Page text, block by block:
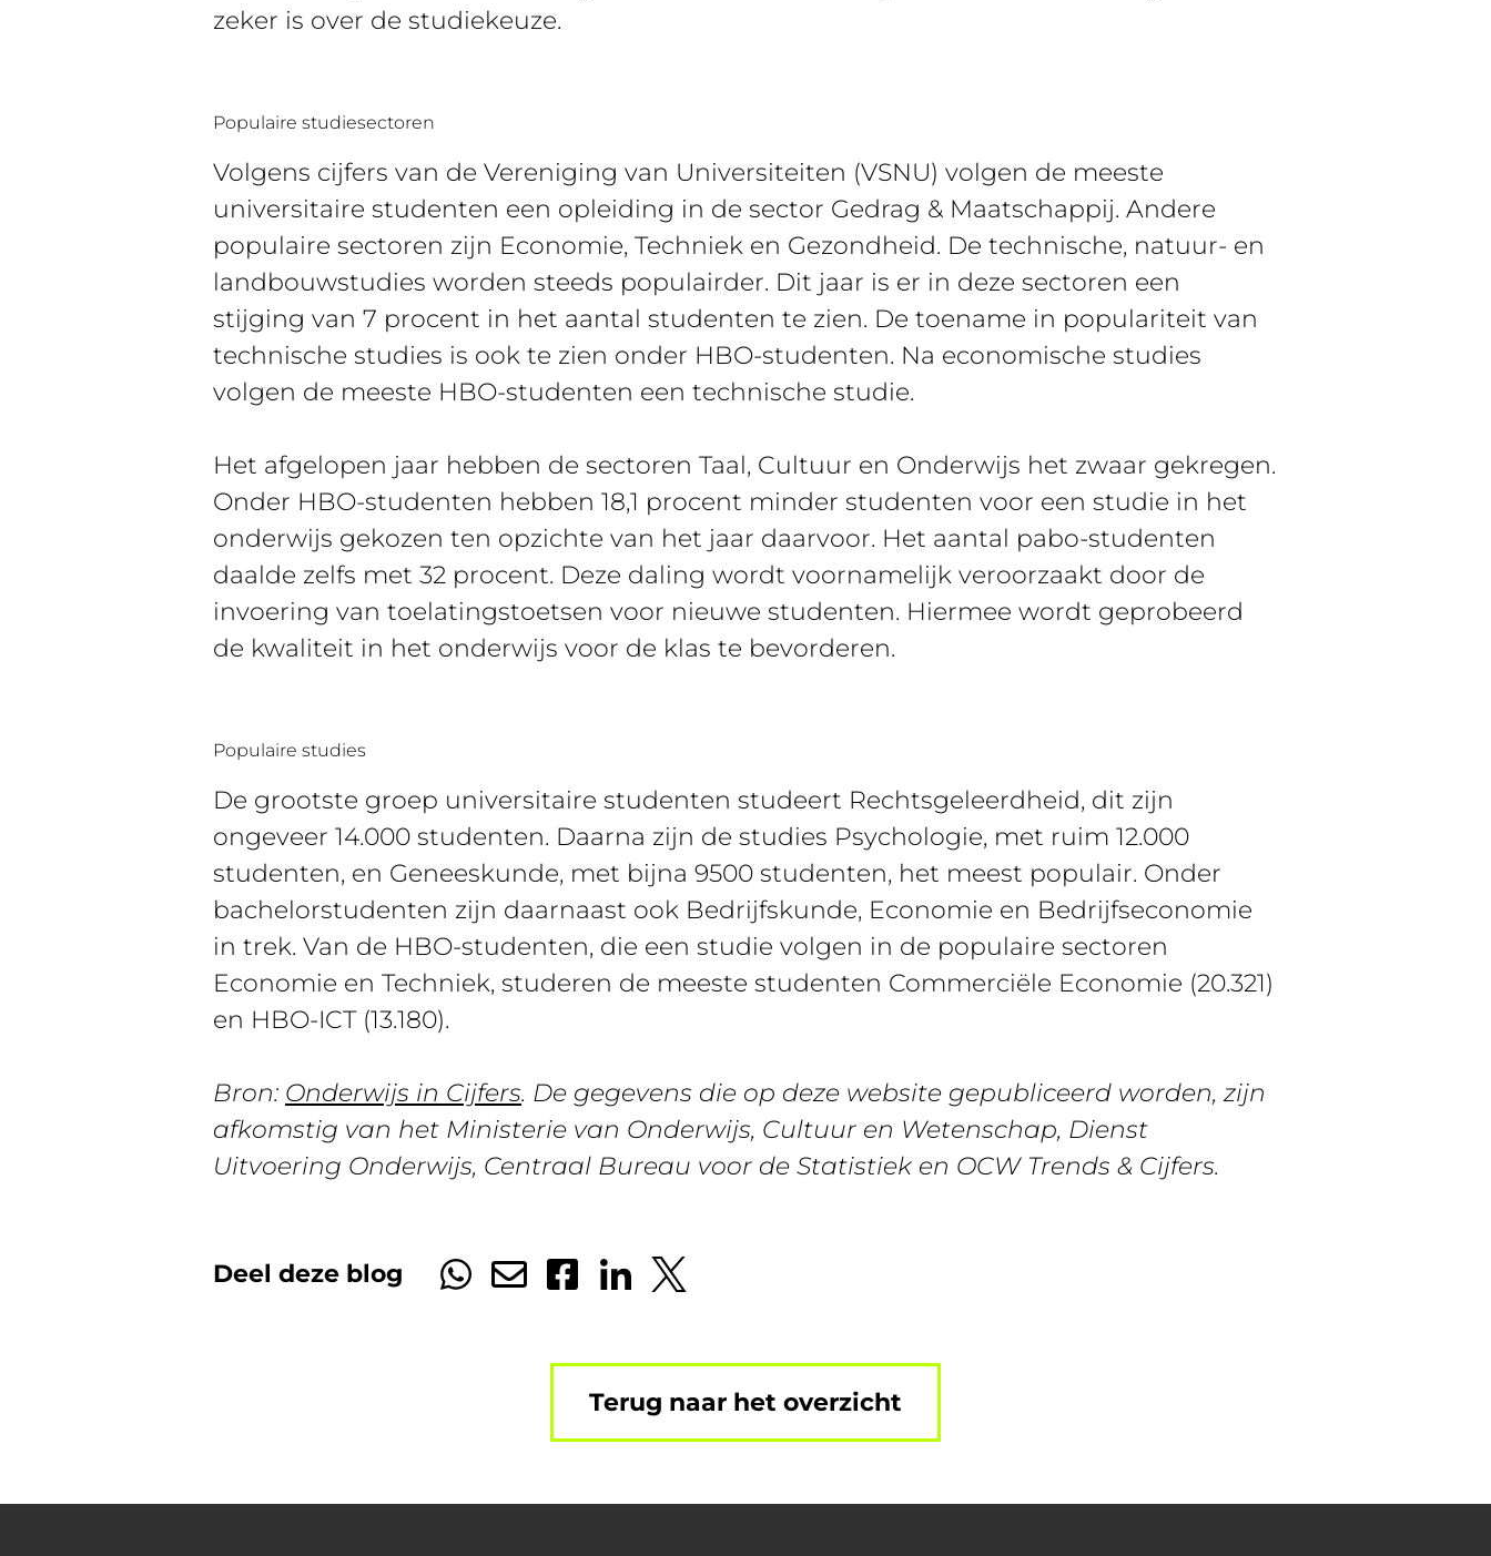
zeker is over de studiekeuze.
Populaire studiesectoren
Volgens cijfers van de Vereniging van Universiteiten (VSNU) volgen de meeste
universitaire studenten een opleiding in de sector Gedrag & Maatschappij. Andere
populaire sectoren zijn Economie, Techniek en Gezondheid. De technische, natuur- en
landbouwstudies worden steeds populairder. Dit jaar is er in deze sectoren een
stijging van 7 procent in het aantal studenten te zien. De toename in populariteit van
technische studies is ook te zien onder HBO-studenten. Na economische studies
volgen de meeste HBO-studenten een technische studie.
Het afgelopen jaar hebben de sectoren Taal, Cultuur en Onderwijs het zwaar gekregen.
Onder HBO-studenten hebben 18,1 procent minder studenten voor een studie in het
onderwijs gekozen ten opzichte van het jaar daarvoor. Het aantal pabo-studenten
daalde zelfs met 32 procent. Deze daling wordt voornamelijk veroorzaakt door de
invoering van toelatingstoetsen voor nieuwe studenten. Hiermee wordt geprobeerd
de kwaliteit in het onderwijs voor de klas te bevorderen.
Populaire studies
De grootste groep universitaire studenten studeert Rechtsgeleerdheid, dit zijn
ongeveer 14.000 studenten. Daarna zijn de studies Psychologie, met ruim 12.000
studenten, en Geneeskunde, met bijna 9500 studenten, het meest populair. Onder
bachelorstudenten zijn daarnaast ook Bedrijfskunde, Economie en Bedrijfseconomie
in trek. Van de HBO-studenten, die een studie volgen in de populaire sectoren
Economie en Techniek, studeren de meeste studenten Commerciële Economie (20.321)
en HBO-ICT (13.180).
Bron: Onderwijs in Cijfers. De gegevens die op deze website gepubliceerd worden, zijn
afkomstig van het Ministerie van Onderwijs, Cultuur en Wetenschap, Dienst
Uitvoering Onderwijs, Centraal Bureau voor de Statistiek en OCW Trends & Cijfers.
Deel deze blog
Terug naar het overzicht